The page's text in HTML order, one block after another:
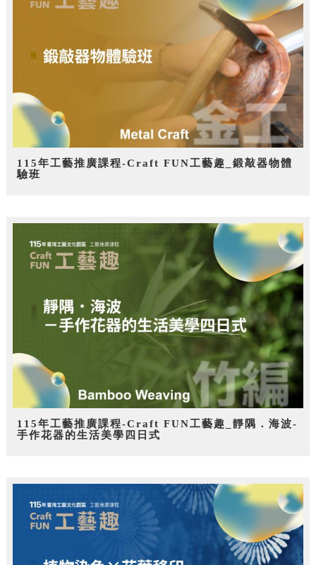
115年工藝推廣課程-Craft FUN工藝趣_鍛敲器物體
驗班
115年工藝推廣課程-Craft FUN工藝趣_靜隅．海波-
手作花器的生活美學四日式